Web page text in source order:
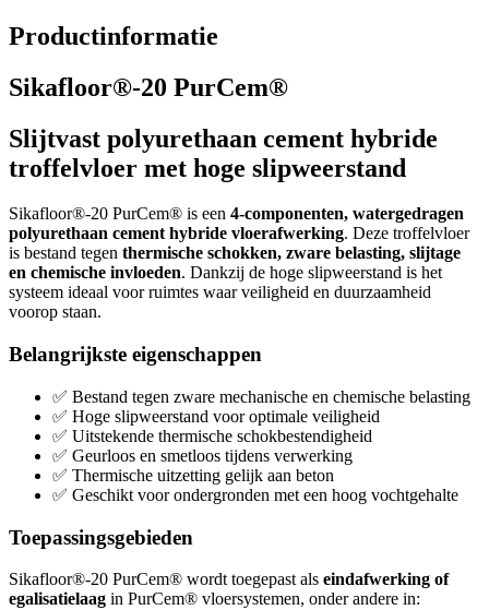
Productinformatie
Sikafloor®-20 PurCem®
Slijtvast polyurethaan cement hybride
troffelvloer met hoge slipweerstand
Sikafloor®-20 PurCem® is een 4-componenten, watergedragen
polyurethaan cement hybride vloerafwerking. Deze troffelvloer
is bestand tegen thermische schokken, zware belasting, slijtage
en chemische invloeden. Dankzij de hoge slipweerstand is het
systeem ideaal voor ruimtes waar veiligheid en duurzaamheid
voorop staan.
Belangrijkste eigenschappen
✅ Bestand tegen zware mechanische en chemische belasting
✅ Hoge slipweerstand voor optimale veiligheid
✅ Uitstekende thermische schokbestendigheid
✅ Geurloos en smetloos tijdens verwerking
✅ Thermische uitzetting gelijk aan beton
✅ Geschikt voor ondergronden met een hoog vochtgehalte
Toepassingsgebieden
Sikafloor®-20 PurCem® wordt toegepast als eindafwerking of
egalisatielaag in PurCem® vloersystemen, onder andere in: